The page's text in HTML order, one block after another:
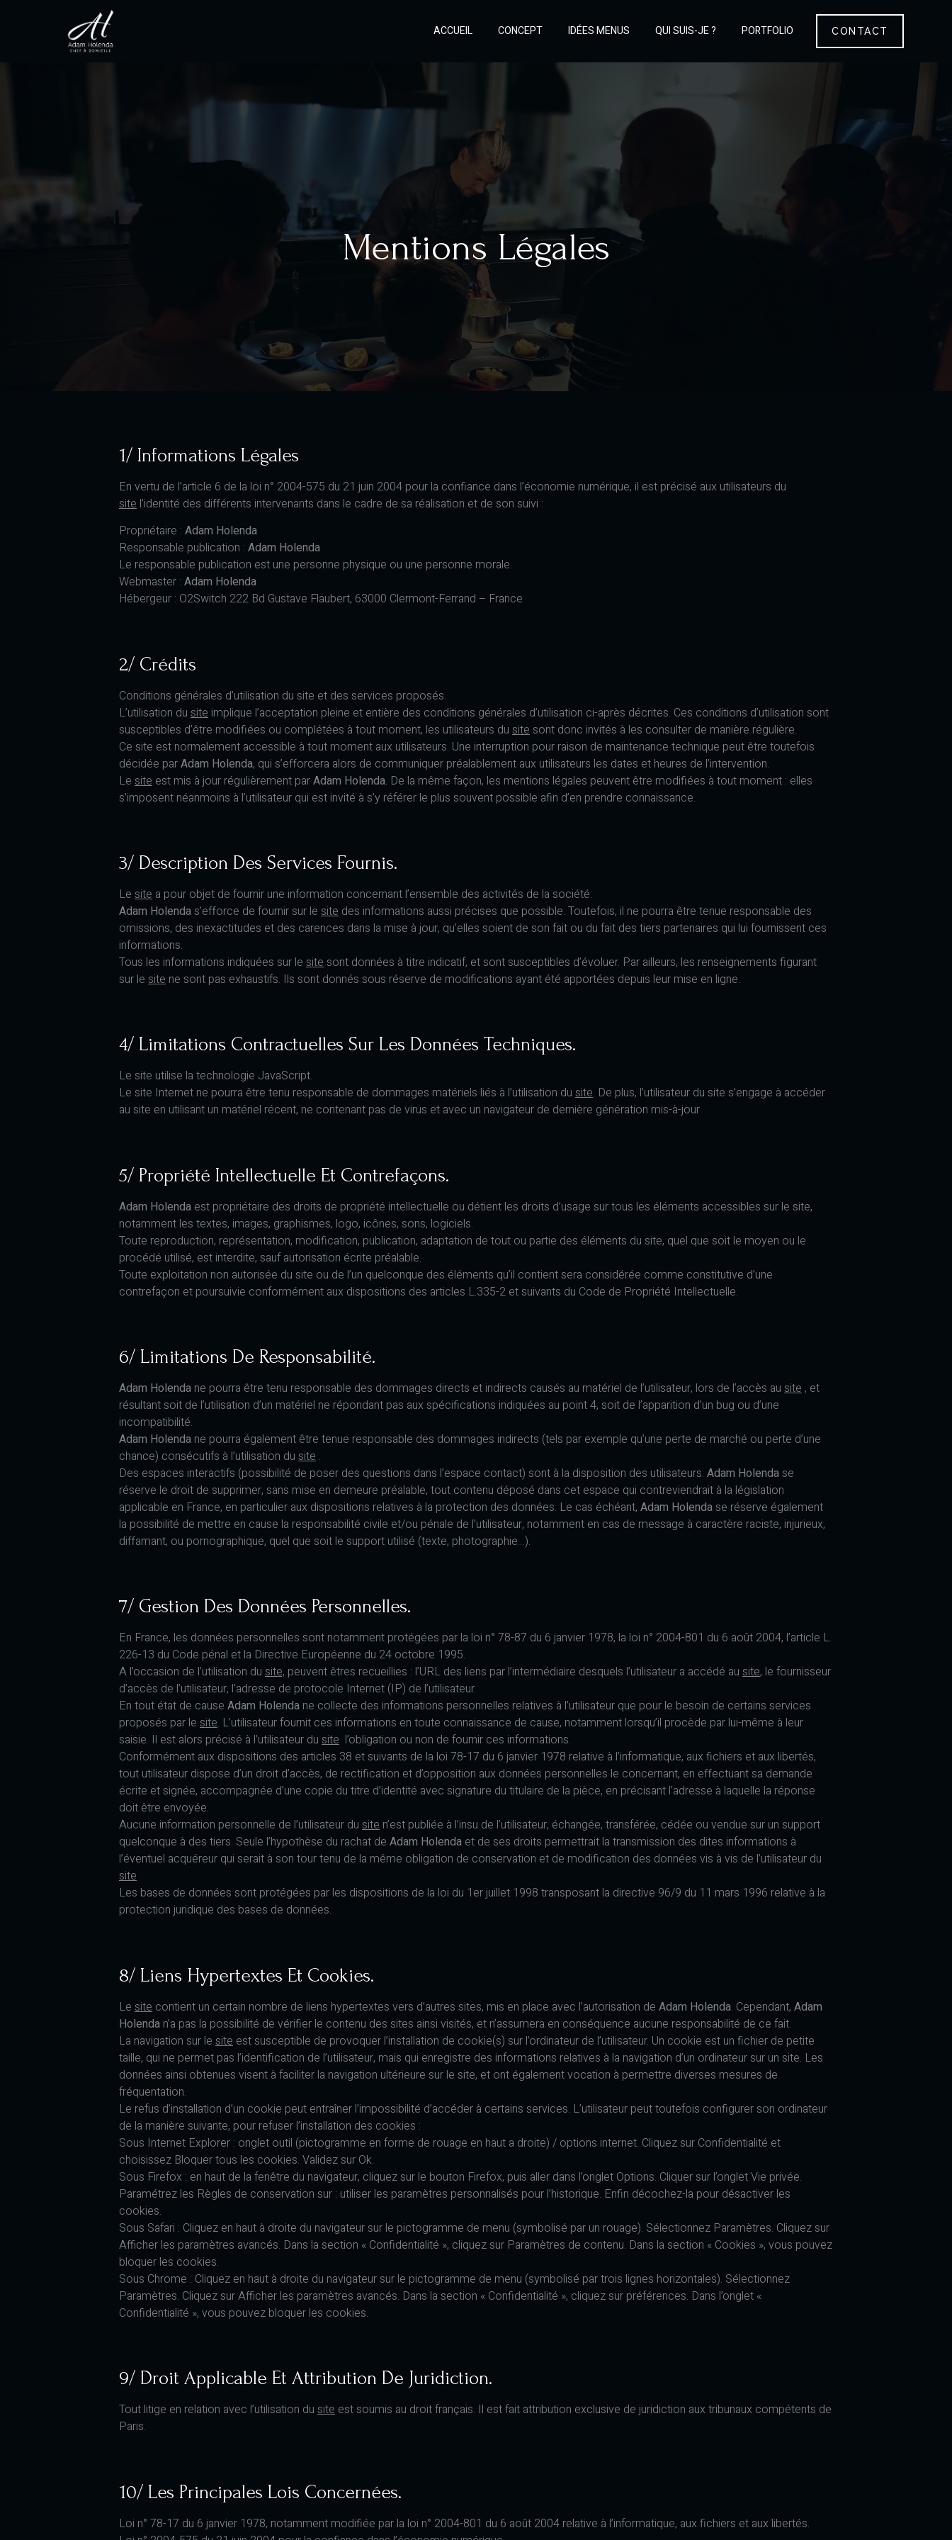
ACCUEIL CONCEPT IDÉES MENUS QUI SUIS-JE ? PORTFOLIO CONTACT
Mentions Légales
1/ Informations Légales
En vertu de l’article 6 de la loi n° 2004-575 du 21 juin 2004 pour la confiance dans l’économie numérique, il est précisé aux utilisateurs du
site l’identité des différents intervenants dans le cadre de sa réalisation et de son suivi :
Propriétaire : Adam Holenda
Responsable publication : Adam Holenda
Le responsable publication est une personne physique ou une personne morale.
Webmaster : Adam Holenda
Hébergeur : O2Switch 222 Bd Gustave Flaubert, 63000 Clermont-Ferrand – France
2/ Crédits
Conditions générales d’utilisation du site et des services proposés.
L’utilisation du site implique l’acceptation pleine et entière des conditions générales d’utilisation ci-après décrites. Ces conditions d’utilisation sont
susceptibles d’être modifiées ou complétées à tout moment, les utilisateurs du site sont donc invités à les consulter de manière régulière.
Ce site est normalement accessible à tout moment aux utilisateurs. Une interruption pour raison de maintenance technique peut être toutefois
décidée parAdam Holenda, qui s’efforcera alors de communiquer préalablement aux utilisateurs les dates et heures de l’intervention.
Le site est mis à jour régulièrement parAdam Holenda. De la même façon, les mentions légales peuvent être modifiées à tout moment : elles
s’imposent néanmoins à l’utilisateur qui est invité à s’y référer le plus souvent possible afin d’en prendre connaissance.
3/ Description Des Services Fournis.
Le site a pour objet de fournir une information concernant l’ensemble des activités de la société.
Adam Holendas’efforce de fournir sur le site des informations aussi précises que possible. Toutefois, il ne pourra être tenue responsable des
omissions, des inexactitudes et des carences dans la mise à jour, qu’elles soient de son fait ou du fait des tiers partenaires qui lui fournissent ces
informations.
Tous les informations indiquées sur le sitesont données à titre indicatif, et sont susceptibles d’évoluer. Par ailleurs, les renseignements figurant
sur le site ne sont pas exhaustifs. Ils sont donnés sous réserve de modifications ayant été apportées depuis leur mise en ligne.
4/ Limitations Contractuelles Sur Les Données Techniques.
Le site utilise la technologie JavaScript.
Le site Internet ne pourra être tenu responsable de dommages matériels liés à l’utilisation du site. De plus, l’utilisateur du site s’engage à accéder
au site en utilisant un matériel récent, ne contenant pas de virus et avec un navigateur de dernière génération mis-à-jour
5/ Propriété Intellectuelle Et Contrefaçons.
Adam Holenda est propriétaire des droits de propriété intellectuelle ou détient les droits d’usage sur tous les éléments accessibles sur le site,
notamment les textes, images, graphismes, logo, icônes, sons, logiciels.
Toute reproduction, représentation, modification, publication, adaptation de tout ou partie des éléments du site, quel que soit le moyen ou le
procédé utilisé, est interdite, sauf autorisation écrite préalable.
Toute exploitation non autorisée du site ou de l’un quelconque des éléments qu’il contient sera considérée comme constitutive d’une
contrefaçon et poursuivie conformément aux dispositions des articles L.335-2 et suivants du Code de Propriété Intellectuelle.
6/ Limitations De Responsabilité.
Adam Holenda ne pourra être tenu responsable des dommages directs et indirects causés au matériel de l’utilisateur, lors de l’accès au site, et
résultant soit de l’utilisation d’un matériel ne répondant pas aux spécifications indiquées au point 4, soit de l’apparition d’un bug ou d’une
incompatibilité.
Adam Holenda ne pourra également être tenue responsable des dommages indirects (tels par exemple qu’une perte de marché ou perte d’une
chance) consécutifs à l’utilisation du site .
Des espaces interactifs (possibilité de poser des questions dans l’espace contact) sont à la disposition des utilisateurs. Adam Holendase
réserve le droit de supprimer, sans mise en demeure préalable, tout contenu déposé dans cet espace qui contreviendrait à la législation
applicable en France, en particulier aux dispositions relatives à la protection des données. Le cas échéant, Adam Holendase réserve également
la possibilité de mettre en cause la responsabilité civile et/ou pénale de l’utilisateur, notamment en cas de message à caractère raciste, injurieux,
diffamant, ou pornographique, quel que soit le support utilisé (texte, photographie…).
7/ Gestion Des Données Personnelles.
En France, les données personnelles sont notamment protégées par la loi n° 78-87 du 6 janvier 1978, la loi n° 2004-801 du 6 août 2004, l’article L.
226-13 du Code pénal et la Directive Européenne du 24 octobre 1995.
A l’occasion de l’utilisation du site, peuvent êtres recueillies : l’URL des liens par l’intermédiaire desquels l’utilisateur a accédé au site, le fournisseur
d’accès de l’utilisateur, l’adresse de protocole Internet (IP) de l’utilisateur.
En tout état de cause Adam Holenda ne collecte des informations personnelles relatives à l’utilisateur que pour le besoin de certains services
proposés par le site. L’utilisateur fournit ces informations en toute connaissance de cause, notamment lorsqu’il procède par lui-même à leur
saisie. Il est alors précisé à l’utilisateur du site l’obligation ou non de fournir ces informations.
Conformément aux dispositions des articles 38 et suivants de la loi 78-17 du 6 janvier 1978 relative à l’informatique, aux fichiers et aux libertés,
tout utilisateur dispose d’un droit d’accès, de rectification et d’opposition aux données personnelles le concernant, en effectuant sa demande
écrite et signée, accompagnée d’une copie du titre d’identité avec signature du titulaire de la pièce, en précisant l’adresse à laquelle la réponse
doit être envoyée.
Aucune information personnelle de l’utilisateur du site n’est publiée à l’insu de l’utilisateur, échangée, transférée, cédée ou vendue sur un support
quelconque à des tiers. Seule l’hypothèse du rachat de Adam Holenda et de ses droits permettrait la transmission des dites informations à
l’éventuel acquéreur qui serait à son tour tenu de la même obligation de conservation et de modification des données vis à vis de l’utilisateur du
site
Les bases de données sont protégées par les dispositions de la loi du 1er juillet 1998 transposant la directive 96/9 du 11 mars 1996 relative à la
protection juridique des bases de données.
8/ Liens Hypertextes Et Cookies.
Le site contient un certain nombre de liens hypertextes vers d’autres sites, mis en place avec l’autorisation de Adam Holenda. Cependant, Adam
Holenda n’a pas la possibilité de vérifier le contenu des sites ainsi visités, et n’assumera en conséquence aucune responsabilité de ce fait.
La navigation sur le site est susceptible de provoquer l’installation de cookie(s) sur l’ordinateur de l’utilisateur. Un cookie est un fichier de petite
taille, qui ne permet pas l’identification de l’utilisateur, mais qui enregistre des informations relatives à la navigation d’un ordinateur sur un site. Les
données ainsi obtenues visent à faciliter la navigation ultérieure sur le site, et ont également vocation à permettre diverses mesures de
fréquentation.
Le refus d’installation d’un cookie peut entraîner l’impossibilité d’accéder à certains services. L’utilisateur peut toutefois configurer son ordinateur
de la manière suivante, pour refuser l’installation des cookies :
Sous Internet Explorer : onglet outil (pictogramme en forme de rouage en haut a droite) / options internet. Cliquez sur Confidentialité et
choisissez Bloquer tous les cookies. Validez sur Ok.
Sous Firefox : en haut de la fenêtre du navigateur, cliquez sur le bouton Firefox, puis aller dans l’onglet Options. Cliquer sur l’onglet Vie privée.
Paramétrez les Règles de conservation sur : utiliser les paramètres personnalisés pour l’historique. Enfin décochez-la pour désactiver les
cookies.
Sous Safari : Cliquez en haut à droite du navigateur sur le pictogramme de menu (symbolisé par un rouage). Sélectionnez Paramètres. Cliquez sur
Afficher les paramètres avancés. Dans la section « Confidentialité », cliquez sur Paramètres de contenu. Dans la section « Cookies », vous pouvez
bloquer les cookies.
Sous Chrome : Cliquez en haut à droite du navigateur sur le pictogramme de menu (symbolisé par trois lignes horizontales). Sélectionnez
Paramètres. Cliquez sur Afficher les paramètres avancés. Dans la section « Confidentialité », cliquez sur préférences. Dans l’onglet «
Confidentialité », vous pouvez bloquer les cookies.
9/ Droit Applicable Et Attribution De Juridiction.
Tout litige en relation avec l’utilisation du site est soumis au droit français. Il est fait attribution exclusive de juridiction aux tribunaux compétents de
Paris.
10/ Les Principales Lois Concernées.
Loi n° 78-17 du 6 janvier 1978, notamment modifiée par la loi n° 2004-801 du 6 août 2004 relative à l’informatique, aux fichiers et aux libertés.